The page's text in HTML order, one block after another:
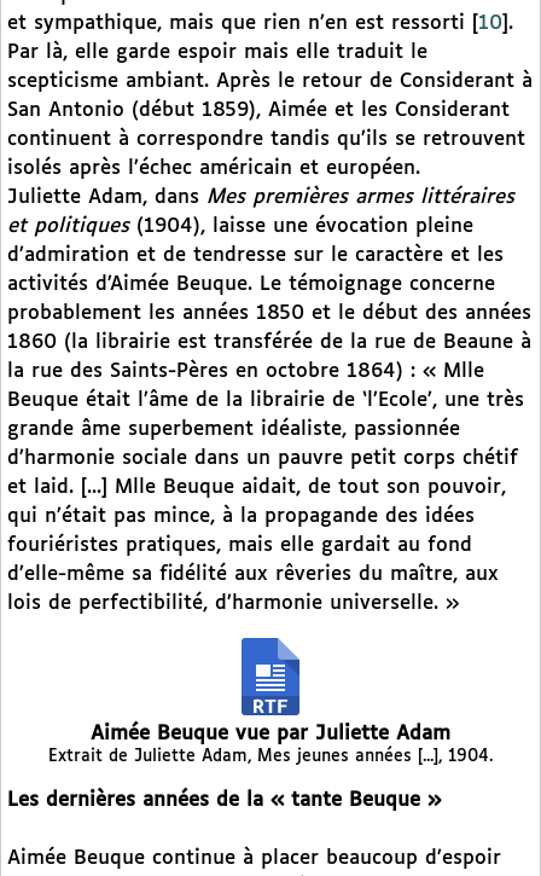
et sympathique, mais que rien n’en est ressorti
10 .
Par là, elle garde espoir mais elle traduit le
scepticisme ambiant. Après le retour de Considerant à
San Antonio (début 1859), Aimée et les Considerant
continuent à correspondre tandis qu’ils se retrouvent
isolés après l’échec américain et européen.
Juliette Adam, dans Mes premières armes littéraires
et politiques (1904), laisse une évocation pleine
d’admiration et de tendresse sur le caractère et les
activités d’Aimée Beuque. Le témoignage concerne
probablement les années 1850 et le début des années
1860 (la librairie est transférée de la rue de Beaune à
la rue des Saints-Pères en octobre 1864) : « Mlle
Beuque était l’âme de la librairie de ‘l’Ecole’, une très
grande âme superbement idéaliste, passionnée
d’harmonie sociale dans un pauvre petit corps chétif
et laid. [...] Mlle Beuque aidait, de tout son pouvoir,
qui n’était pas mince, à la propagande des idées
fouriéristes pratiques, mais elle gardait au fond
d’elle-même sa fidélité aux rêveries du maître, aux
lois de perfectibilité, d’harmonie universelle. »
Aimée Beuque vue par Juliette Adam
Extrait de Juliette Adam, Mes jeunes années [...], 1904.
Les dernières années de la « tante Beuque »
Aimée Beuque continue à placer beaucoup d’espoir